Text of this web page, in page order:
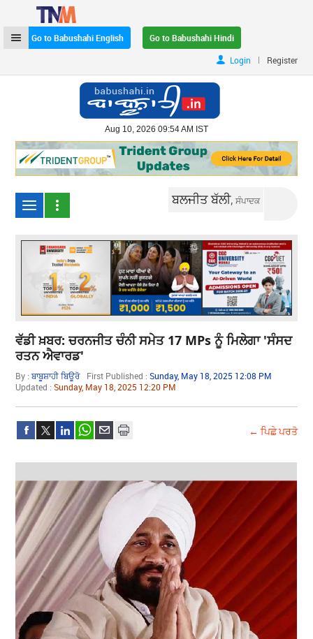
Go to Babushahi English
Go to Babushahi Hindi
Login
| Register
Aug 10, 2026 09:54 AM IST
ਬਲਜੀਤ ਬੱਲੀ,ਸੰਪਾਦਕ
ਵੱਡੀ ਖ਼ਬਰ: ਚਰਨਜੀਤ ਚੰਨੀ ਸਮੇਤ 17 MPs ਨੂੰ ਮਿਲੇਗਾ 'ਸੰਸਦ
ਰਤਨ ਐਵਾਰਡ'
By :ਬਾਬੂਸ਼ਾਹੀ ਬਿਊਰੋ First Published :Sunday, May 18, 2025 12:08 PM
Updated :Sunday, May 18, 2025 12:20 PM
← ਪਿਛੇ ਪਰਤੋ